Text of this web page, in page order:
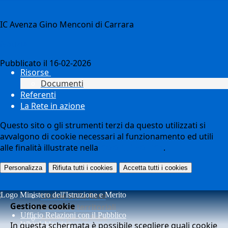
Risorse
Documenti
Referenti
La Rete in azione
Ultime della Rete
Iniziative territoriali
Azioni per la Rete
IC Avenza Gino Menconi di Carrara
Pubblicato il 16-02-2026
Questo sito o gli strumenti terzi da questo utilizzati si
avvalgono di cookie necessari al funzionamento ed utili
alle finalità illustrate nella
.
Personalizza Rifiuta tutti i cookies Accetta tutti i cookies
Gestione cookie
In questa schermata è possibile scegliere quali cookie
Ufficio Relazioni con il Pubblico
Whistleblowing